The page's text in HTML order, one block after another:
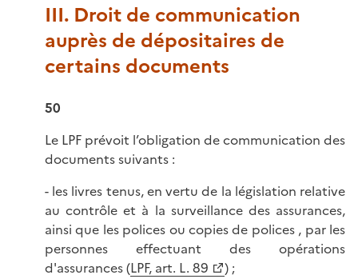
III. Droit de communication
auprès de dépositaires de
certains documents
50
Le LPF prévoit l’obligation de communication des
documents suivants :
- les livres tenus, en vertu de la législation relative
au contrôle et à la surveillance des assurances,
ainsi que les polices ou copies de polices , par les
personnes effectuant des opérations
d'assurances (LPF, art. L. 89
) ;